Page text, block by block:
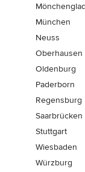
München
Neuss
Oberhausen
Oldenburg
Paderborn
Regensburg
Saarbrücken
Stuttgart
Wiesbaden
Würzburg